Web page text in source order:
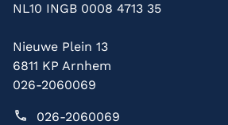
NL10 INGB 0008 4713 35
Nieuwe Plein 13
6811 KP Arnhem
026-2060069
026-2060069